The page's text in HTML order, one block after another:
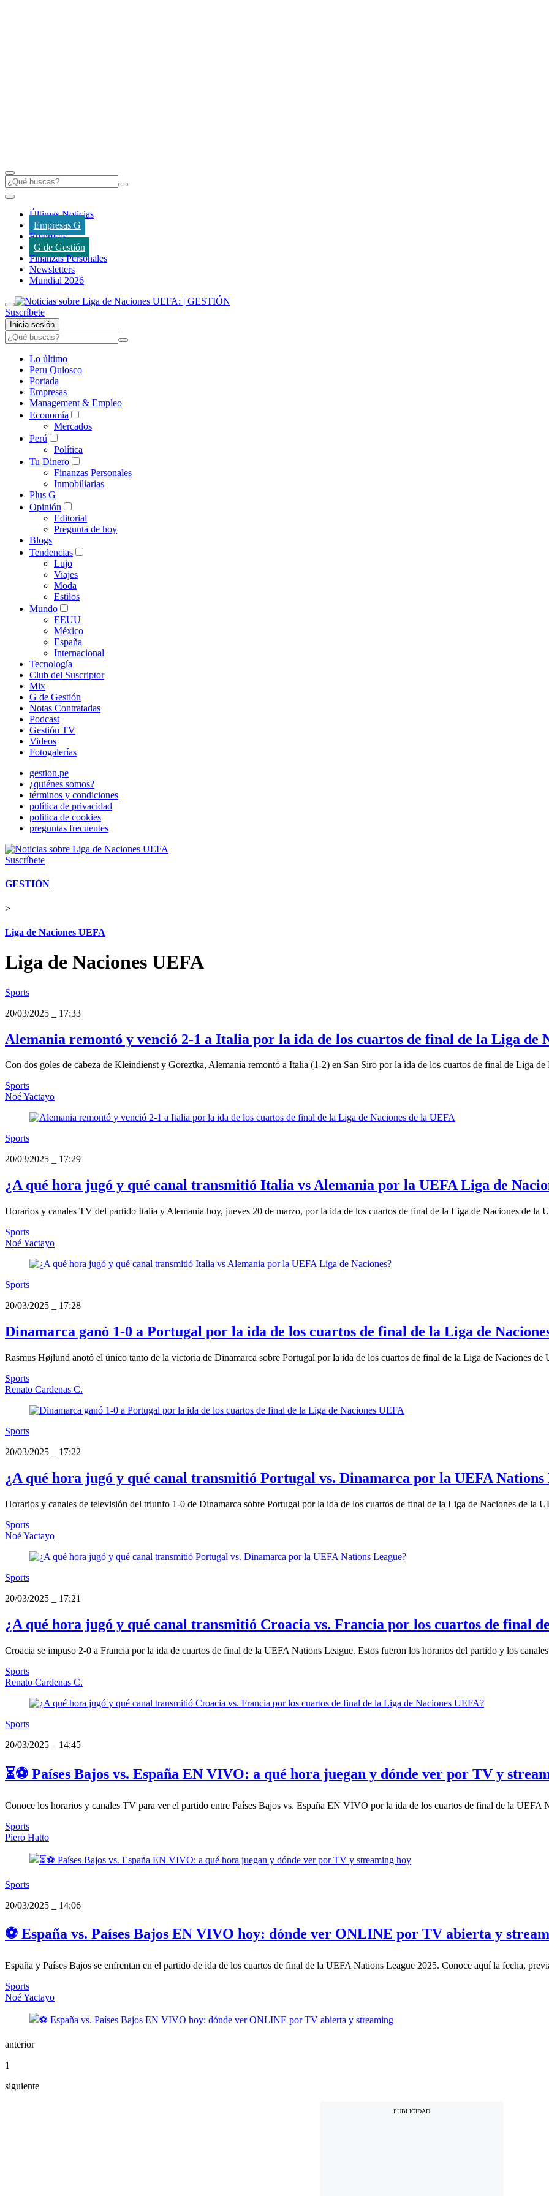
Últimas Noticias
Empresas G
Empresas
G de Gestión
Finanzas Personales
Newsletters
Mundial 2026
Suscríbete
Inicia sesión
Lo último
Peru Quiosco
Portada
Empresas
Management & Empleo
Economía
Mercados
Perú
Política
Tu Dinero
Finanzas Personales
Inmobiliarias
Plus G
Opinión
Editorial
Pregunta de hoy
Blogs
Tendencias
Lujo
Viajes
Moda
Estilos
Mundo
EEUU
México
España
Internacional
Tecnología
Club del Suscriptor
Mix
G de Gestión
Notas Contratadas
Podcast
Gestión TV
Videos
Fotogalerías
gestion.pe
¿quiénes somos?
términos y condiciones
política de privacidad
politica de cookies
preguntas frecuentes
Suscríbete
GESTIÓN
>
Liga de Naciones UEFA
Liga de Naciones UEFA
Sports
20/03/2025
17:33
Alemania remontó y venció 2-1 a Italia por la ida de los cuartos de final de la Liga de
Con dos goles de cabeza de Kleindienst y Goreztka, Alemania remontó a Italia (1-2) en San Siro por la ida de los cuartos de final de Liga de
Sports
Noé Yactayo
Sports
20/03/2025
17:29
¿A qué hora jugó y qué canal transmitió Italia vs Alemania por la UEFA Liga de
Horarios y canales TV del partido Italia y Alemania hoy, jueves 20 de marzo, por la ida de los cuartos de final de la Liga de Naciones de la
Sports
Noé Yactayo
Sports
20/03/2025
17:28
Dinamarca ganó 1-0 a Portugal por la ida de los cuartos de final de la Liga de
Rasmus Højlund anotó el único tanto de la victoria de Dinamarca sobre Portugal por la ida de los cuartos de final de la Liga de Naciones de
Sports
Renato Cardenas C.
Sports
20/03/2025
17:22
¿A qué hora jugó y qué canal transmitió Portugal vs. Dinamarca por la UEFA Nations
Horarios y canales de televisión del triunfo 1-0 de Dinamarca sobre Portugal por la ida de los cuartos de final de la Liga de Naciones de la
Sports
Noé Yactayo
Sports
20/03/2025
17:21
¿A qué hora jugó y qué canal transmitió Croacia vs. Francia por los cuartos de final
Croacia se impuso 2-0 a Francia por la ida de cuartos de final de la UEFA Nations League. Estos fueron los horarios del partido y los
Sports
Renato Cardenas C.
Sports
20/03/2025
14:45
⏳⚽ Países Bajos vs. España EN VIVO: a qué hora juegan y dónde ver por TV y
Conoce los horarios y canales TV para ver el partido entre Países Bajos vs. España EN VIVO por la ida de los cuartos de final de la UEFA
Sports
Piero Hatto
Sports
20/03/2025
14:06
⚽ España vs. Países Bajos EN VIVO hoy: dónde ver ONLINE por TV abierta y
España y Países Bajos se enfrentan en el partido de ida de los cuartos de final de la UEFA Nations League 2025. Conoce aquí la fecha,
Sports
Noé Yactayo
anterior
1
siguiente